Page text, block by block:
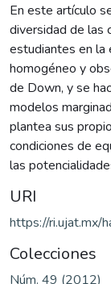
En este artículo
diversidad de las
estudiantes en la
homogéneo y
de Down, y se
modelos
plantea sus
condiciones de
las
URI
https://
Colecciones
Núm. 49 (2012)